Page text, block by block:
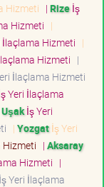
Hizmeti | Rizeİş
Hizmeti |
Hizmeti |
Hizmeti |
İlaçlama Hizmeti
Yeri İlaçlama
Uşakİş Yeri
| Yozgatİş Yeri
| Aksaray
Hizmeti |
Yeri İlaçlama